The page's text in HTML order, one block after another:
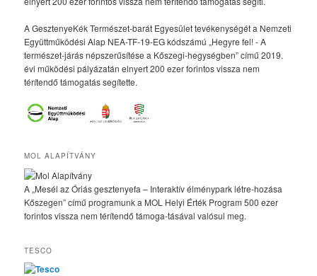
A GesztenyeKék Természet-barát Egyesület tevékenységét a Nemzeti
Együttműködési Alap NEA-TF-19-EG kódszámú „Hegyre fel! - A
természet-járás népszerűsítése a Kőszegi-hegységben” című 2019.
évi működési pályázatán elnyert 200 ezer forintos vissza nem
térítendő támogatás segítette.
MOL ALAPÍTVÁNY
A „Mesél az Óriás gesztenyefa – Interaktív élménypark létre-hozása
Kőszegen” című programunk a MOL Helyi Érték Program 500 ezer
forintos vissza nem térítendő támoga-tásával valósul meg.
TESCO